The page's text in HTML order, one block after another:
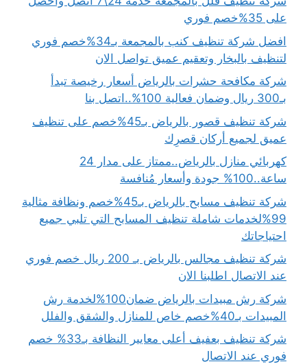
على 35%خصم فوري
افضل شركة تنظيف كنب بالمجمعة بـ34%خصم فوري
لتنظيف بالبخار وتعقيم عميق تواصل الان
شركة مكافحة حشرات بالرياض أسعار رخيصة تبدأ
بـ300 ريال وضمان فعالية 100%..اتصل بنا
شركة تنظيف قصور بالرياض بـ45%خصم على تنظيف
عميق لجميع أركان قصرِك
كهربائي منازل بالرياض..ممتاز على مدار 24
ساعة..100% جودة وأسعار مُنافسة
شركة تنظيف مسابح بالرياض بـ45%خصم ونظافة مثالية
99%لخدمات شاملة تنظيف المسابح التي تلبي جميع
احتياجاتك
شركة تنظيف مجالس بالرياض بـ 200 ريال خصم فوري
عند الاتصال اطلبنا الان
شركة رش مبيدات بالرياض ضمان100%لخدمة رش
المبيدات بـ40%خصم خاص للمنازل والشقق والفلل
شركة تنظيف بعفيف أعلى معايير النظافة بـ33% خصم
فوري عند الاتصال